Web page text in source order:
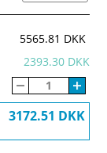
5565.81 DKK
2393.30 DKK
3172.51 DKK